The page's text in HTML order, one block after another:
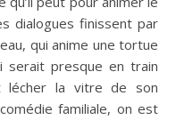
dialogues finissent par
qui anime une tortue
serait presque en train
lécher la vitre de son
familiale, on est